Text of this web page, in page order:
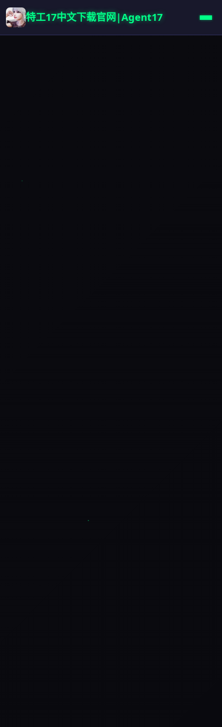
特工17中文下载官网|Agent17